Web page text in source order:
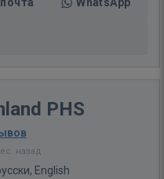
PHS
назад
English